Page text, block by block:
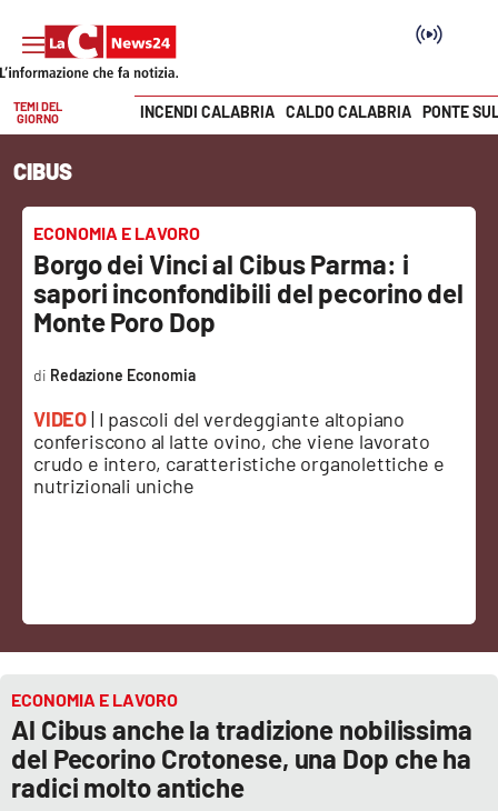
SEZIONI
Cronaca
Politica
Italia Mondo
Cultura
Meteo
Editoriali
Vai
TEMI DEL
GIORNO
INCENDI CALABRIA CALDO CALABRIA PONTE
CIBUS
ECONOMIA E LAVORO
Borgo dei Vinci al Cibus Parma: i
sapori inconfondibili del pecorino del
Monte Poro Dop
VIDEO| I pascoli del verdeggiante altopiano
conferiscono al latte ovino, che viene lavorato
crudo e intero, caratteristiche organolettiche e
nutrizionali uniche
Redazione Economia
ECONOMIA E LAVORO
Al Cibus anche la tradizione nobilissima
del Pecorino Crotonese, una Dop che ha
radici molto antiche